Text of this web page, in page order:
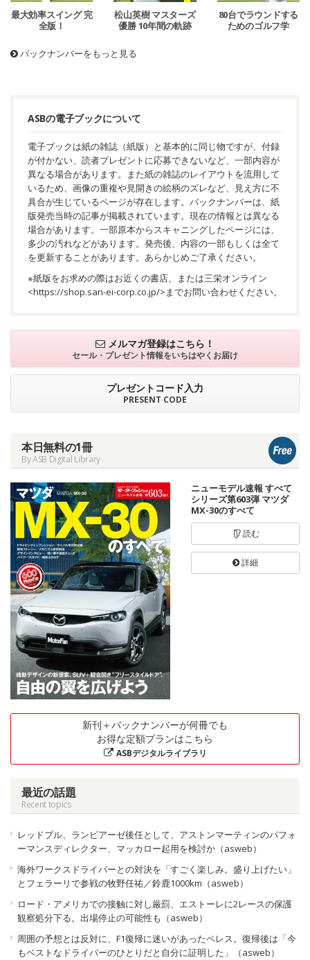
最大効率スイング 完
全版！
松山英樹 マスターズ
優勝 10年間の軌跡
80台でラウンドする
ためのゴルフ学
バックナンバーをもっと見る
ASBの電子ブックについて
電子ブックは紙の雑誌（紙版）と基本的に同じ物ですが、付録
が付かない、読者プレゼントに応募できないなど、一部内容が
異なる場合があります。また紙の雑誌のレイアウトを流用して
いるため、画像の重複や見開きの絵柄のズレなど、見え方に不
具合が生じているページが存在します。バックナンバーは、紙
版発売当時の記事が掲載されています。現在の情報とは異なる
場合があります。一部原本からスキャニングしたページには、
多少の汚れなどがあります。発売後、内容の一部もしくは全て
を更新することがあります。あらかじめご了承ください。
※紙版をお求めの際はお近くの書店、または三栄オンライン
<https://shop.san-ei-corp.co.jp/>までお問い合わせください。
メルマガ登録はこちら！
セール・プレゼント情報をいちはやくお届け
プレゼントコード入力
PRESENT CODE
本日無料の1冊
By ASB Digital Library
ニューモデル速報 すべて
シリーズ第603弾 マツダ
MX-30のすべて
読む
詳細
新刊＋バックナンバーが何冊でも
お得な定額プランはこちら
ASBデジタルライブラリ
最近の話題
Recent topics
レッドブル、ランビアーゼ後任として、アストンマーティンのパフォ
ーマンスディレクター、マッカロー起用を検討か（asweb）
海外ワークスドライバーとの対決を「すごく楽しみ。盛り上げたい」
とフェラーリで参戦の牧野任祐／鈴鹿1000km（asweb）
ロード・アメリカでの接触に対し厳罰、エストーレに2レースの保護
観察処分下る。出場停止の可能性も（asweb）
周囲の予想とは反対に、F1復帰に迷いがあったペレス。復帰後は「今
もベストなドライバーのひとりだと自分に証明した」（asweb）